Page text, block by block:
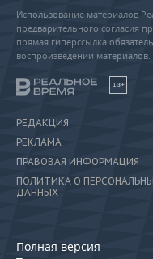
Использование материалов
предварительного согласия
прямая гиперссылка
воспроизведении материалов.
18+
РЕДАКЦИЯ
РЕКЛАМА
ПРАВОВАЯ ИНФОРМАЦИЯ
ПОЛИТИКА О
ДАННЫХ
Полная версия